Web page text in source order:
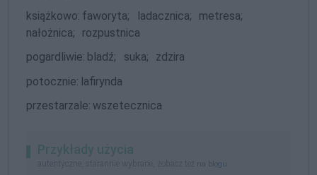
książkowo: faworyta; ladacznica;
metresa;
nałożnica;
rozpustnica
pogardliwie: bladź; suka;
zdzira
potocznie: lafirynda
przestarzale: wszetecznica
Przykłady użycia
autentyczne, starannie wybrane, zobacz też na blogu